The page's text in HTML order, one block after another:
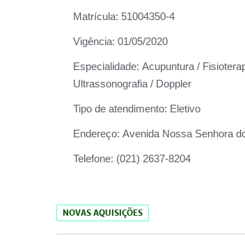
Matrícula: 51004350-4
Vigência: 01/05/2020
Especialidade: Acupuntura /
Ultrassonografia / Doppler
Tipo de atendimento: Eletivo
Endereço: Avenida Nossa Senhora
Telefone: (021) 2637-8204
NOVAS AQUISIÇÕES